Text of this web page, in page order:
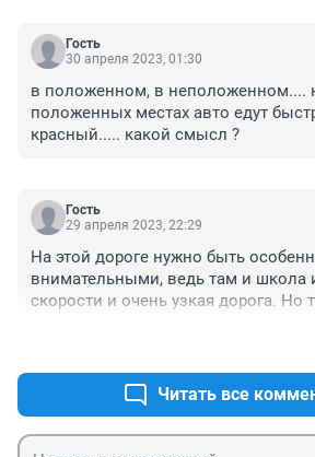
Гость
30 апреля 2023, 01:30
в положенном, в неположенном....
положенных местах авто едут
красный..... какой смысл ?
Гость
29 апреля 2023, 22:29
На этой дороге нужно быть
внимательными, ведь там и школа
скорости и очень узкая дорога. Но
пешеходными переходами, когда
метров шириной и обзор круговой
Читать все